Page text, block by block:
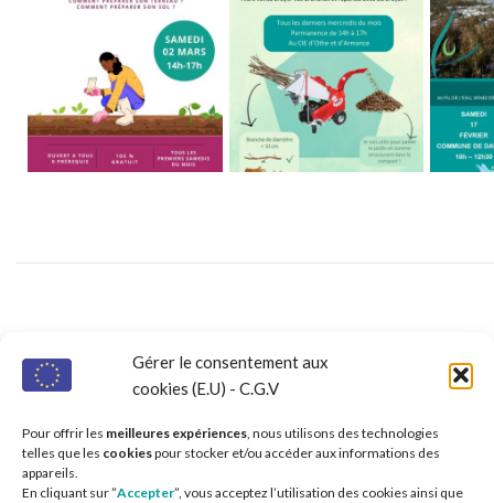
Gérer le consentement aux
cookies (E.U) - C.G.V
Pour offrir les meilleures expériences, nous utilisons des technologies
telles que les cookiespour stocker et/ou accéder aux informations des
appareils.
En cliquant sur ”Accepter”, vous acceptez l’utilisation des cookies ainsi que
Nos